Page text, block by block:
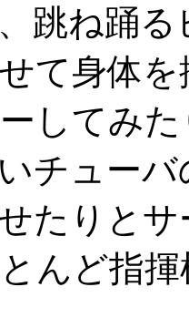
跳ね踊
て身体
してみ
チュー
たりと
んど指